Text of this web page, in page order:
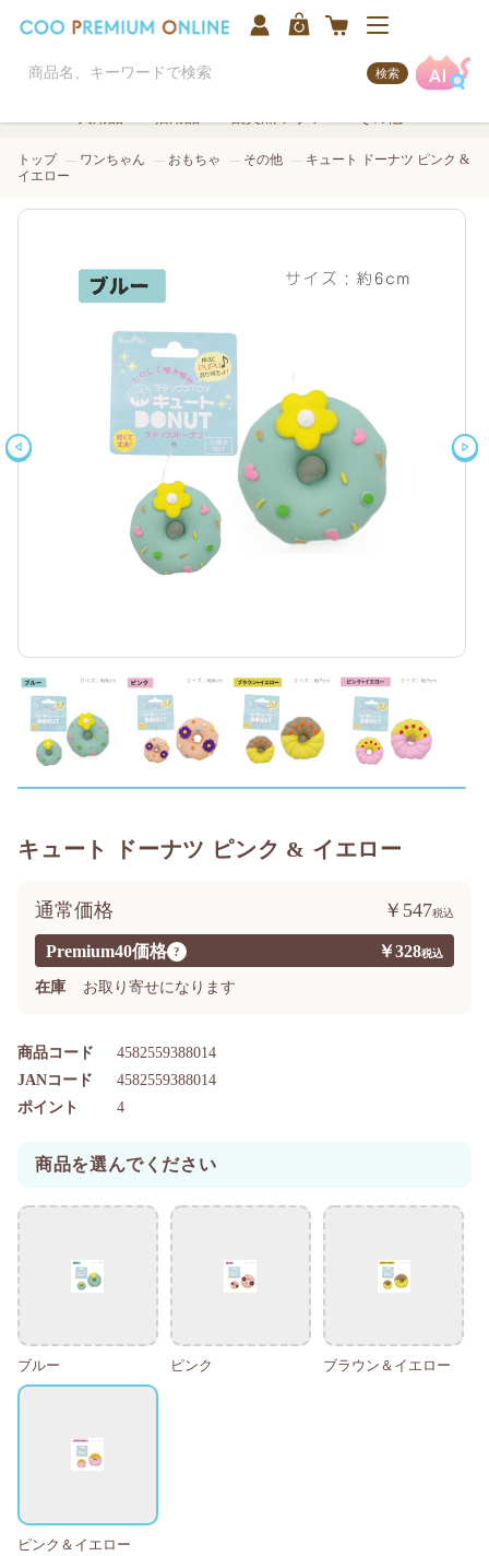
検索
トップ ワンちゃん おもちゃ その他
キュート ドーナツ ピンク &
イエロー
キュート ドーナツ ピンク & イエロー
Premium40価格 ? ￥328
通常価格 ￥547
在庫 お取り寄せになります
商品コード 4582559388014
ポイント 4
JANコード 4582559388014
商品を選んでください
ブルー ピンク ブラウン＆イエロー
ピンク＆イエロー